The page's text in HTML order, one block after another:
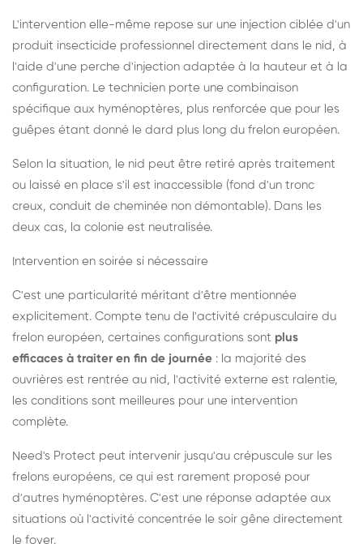
L'intervention elle-même repose sur une injection ciblée d'un
produit insecticide professionnel directement dans le nid, à
l'aide d'une perche d'injection adaptée à la hauteur et à la
configuration. Le technicien porte une combinaison
spécifique aux hyménoptères, plus renforcée que pour les
guêpes étant donné le dard plus long du frelon européen.
Selon la situation, le nid peut être retiré après traitement
ou laissé en place s'il est inaccessible (fond d'un tronc
creux, conduit de cheminée non démontable). Dans les
deux cas, la colonie est neutralisée.
Intervention en soirée si nécessaire
C'est une particularité méritant d'être mentionnée
explicitement. Compte tenu de l'activité crépusculaire du
frelon européen, certaines configurations sont plus
efficaces à traiter en fin de journée : la majorité des
ouvrières est rentrée au nid, l'activité externe est ralentie,
les conditions sont meilleures pour une intervention
complète.
Need's Protect peut intervenir jusqu'au crépuscule sur les
frelons européens, ce qui est rarement proposé pour
d'autres hyménoptères. C'est une réponse adaptée aux
situations où l'activité concentrée le soir gêne directement
le foyer.